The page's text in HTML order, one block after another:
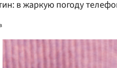
в жаркую погоду